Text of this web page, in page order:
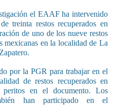
el EAAF ha intervenido
treinta restos recuperados en
de uno de los nueve restos
mexicanas en la localidad de La
por la PGR para trabajar en el
de restos recuperados en
en el documento. Los
han participado en el